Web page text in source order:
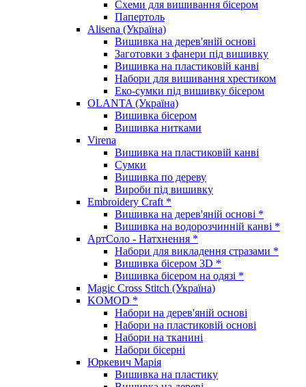
Схеми для вишивання бісером
Папертоль
Alisena (Україна)
Вишивка на дерев'яній основі
Заготовки з фанери під вишивку
Вишивка на пластиковій канві
Набори для вишивання хрестиком
Еко-сумки під вишивку бісером
OLANTA (Україна)
Вишивка бісером
Вишивка нитками
Virena
Вишивка на пластиковій канві
Сумки
Вишивка по дереву
Вироби під вишивку
Embroidery Craft *
Вишивка на дерев'яній основі *
Вишивка на водорозчинній канві *
АртСоло - Натхнення *
Набори для викладення стразами *
Вишивка бісером 3D *
Вишивка бісером на одязі *
Magic Cross Stitch (Україна)
KOMOD *
Набори на дерев'яній основі
Набори на пластиковій основі
Набори на тканині
Набори бісерні
Юркевич Марія
Вишивка на пластику